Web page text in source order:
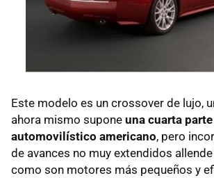
Este modelo es un crossover de lujo,
ahora mismo supone una cuarta
automovilístico americano, pero
de avances no muy extendidos
como son motores más pequeños y